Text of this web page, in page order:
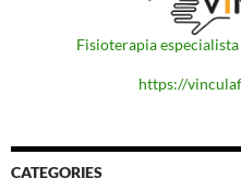
Fisioterapia
https://
CATEGORIES